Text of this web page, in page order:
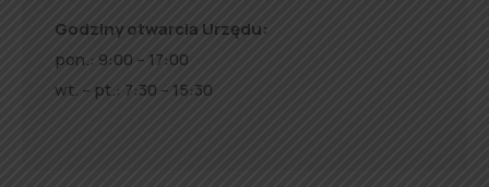
Godziny otwarcia Urzędu:
pon.: 9:00 – 17:00
wt. – pt.: 7:30 – 15:30